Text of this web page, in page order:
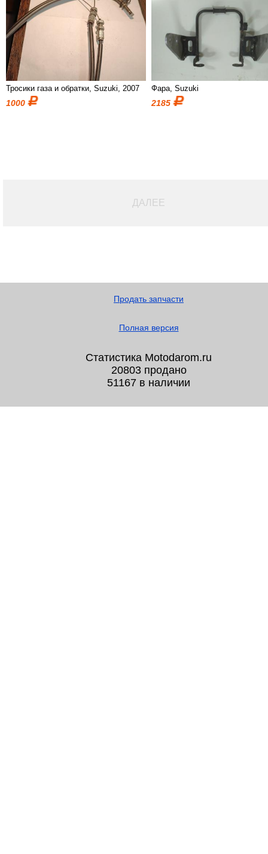
Тросики газа и обратки, Suzuki, 2007
1000
Фара, Suzuki
2185
ДАЛЕЕ
Продать запчасти
Полная версия
Статистика Motodarom.ru
20803 продано
51167 в наличии